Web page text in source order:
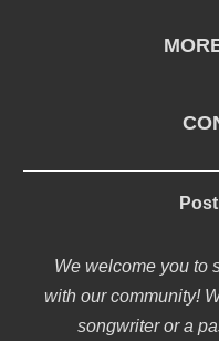
We welcome you to
with our community!
songwriter or a